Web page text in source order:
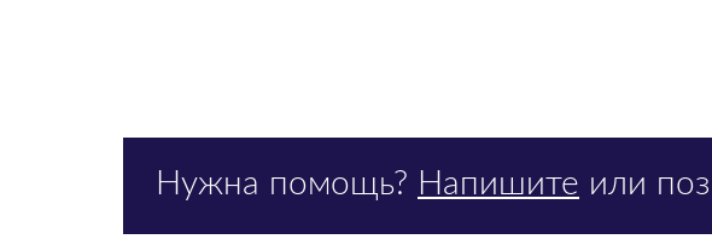
Нужна помощь? Напишите или